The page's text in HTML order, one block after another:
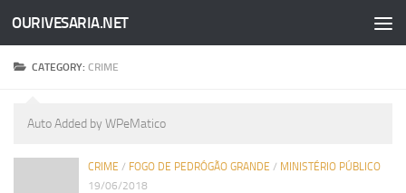
Skip to content
OURIVESARIA.NET
CATEGORY:CRIME
Auto Added by WPeMatico
CRIME / FOGO DE PEDRÓGÃO GRANDE / MINISTÉRIO PÚBLICO
19/06/2018